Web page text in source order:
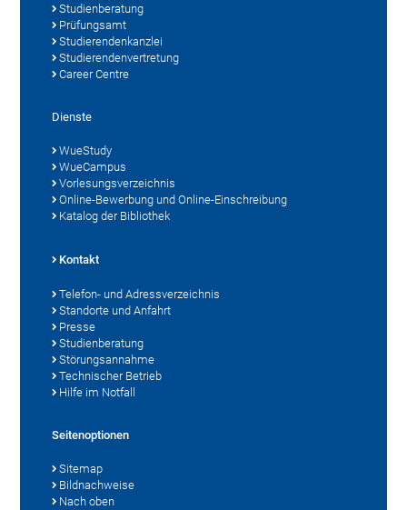
Studienberatung
Prüfungsamt
Studierendenkanzlei
Studierendenvertretung
Career Centre
Dienste
WueStudy
WueCampus
Vorlesungsverzeichnis
Online-Bewerbung und Online-Einschreibung
Katalog der Bibliothek
Kontakt
Telefon- und Adressverzeichnis
Standorte und Anfahrt
Presse
Studienberatung
Störungsannahme
Technischer Betrieb
Hilfe im Notfall
Seitenoptionen
Sitemap
Bildnachweise
Nach oben